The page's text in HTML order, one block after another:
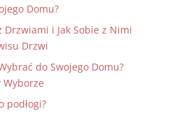
Domu?
Drzwiami i Jak Sobie z Nimi
Drzwi
do Swojego Domu?
Wyborze
podłogi?